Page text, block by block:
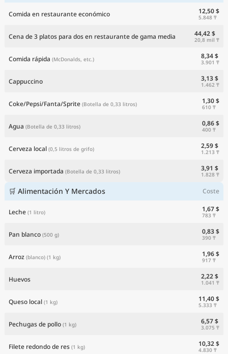
Comida en restaurante económico 12,50 $
5.848 ₸
Cena de 3 platos para dos en restaurante de gama media 44,42 $
20,8 mil ₸
Comida rápida (McDonalds, etc.) 8,34 $
3.901 ₸
Cappuccino 3,13 $
1.462 ₸
Coke/Pepsi/Fanta/Sprite (Botella de 0,33 litros) 1,30 $
610 ₸
Agua (Botella de 0,33 litros) 0,86 $
400 ₸
Cerveza local (0,5 litros de grifo) 2,59 $
1.213 ₸
Cerveza importada (Botella de 0,33 litros) 3,91 $
1.828 ₸
🛒 Alimentación Y Mercados Coste
Leche (1 litro) 1,67 $
783 ₸
Pan blanco (500 g) 0,83 $
390 ₸
Arroz (blanco) (1 kg) 1,96 $
917 ₸
Huevos 2,22 $
1.041 ₸
Queso local (1 kg) 11,40 $
5.333 ₸
Pechugas de pollo (1 kg) 6,57 $
3.075 ₸
Filete redondo de res (1 kg) 10,32 $
4.830 ₸